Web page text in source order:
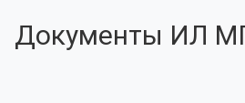
Документы ИЛ